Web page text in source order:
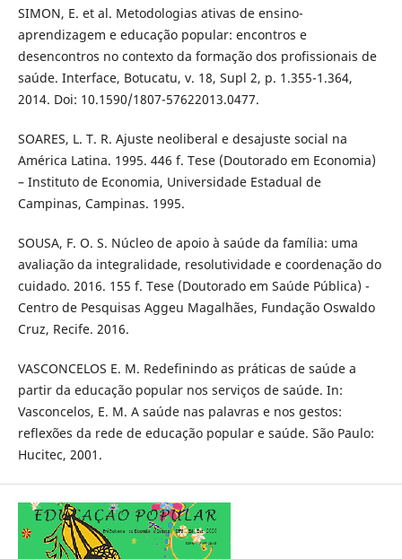
SIMON, E. et al. Metodologias ativas de ensino-
aprendizagem e educação popular: encontros e
desencontros no contexto da formação dos profissionais de
saúde. Interface, Botucatu, v. 18, Supl 2, p. 1.355-1.364,
2014. Doi: 10.1590/1807-57622013.0477.
SOARES, L. T. R. Ajuste neoliberal e desajuste social na
América Latina. 1995. 446 f. Tese (Doutorado em Economia)
– Instituto de Economia, Universidade Estadual de
Campinas, Campinas. 1995.
SOUSA, F. O. S. Núcleo de apoio à saúde da família: uma
avaliação da integralidade, resolutividade e coordenação do
cuidado. 2016. 155 f. Tese (Doutorado em Saúde Pública) -
Centro de Pesquisas Aggeu Magalhães, Fundação Oswaldo
Cruz, Recife. 2016.
VASCONCELOS E. M. Redefinindo as práticas de saúde a
partir da educação popular nos serviços de saúde. In:
Vasconcelos, E. M. A saúde nas palavras e nos gestos:
reflexões da rede de educação popular e saúde. São Paulo:
Hucitec, 2001.